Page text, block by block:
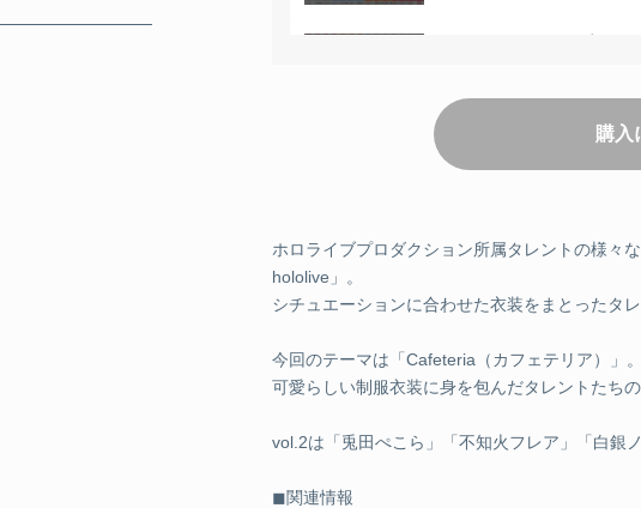
¥4,400 JPY
グラス&コースターセッ
購入
ホロライブプロダクション所属タレントの様々
hololive」。
シチュエーションに合わせた衣装をまとったタ
今回のテーマは「Cafeteria（カフェテリア）」。
可愛らしい制服衣装に身を包んだタレントたち
vol.2は「兎田ぺこら」「不知火フレア」「白銀
︎◼関連情報